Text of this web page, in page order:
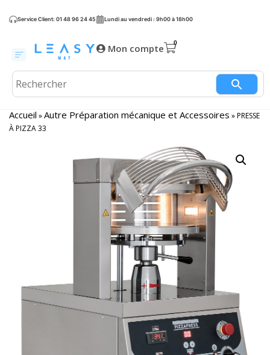
Service Client: 01 48 96 24 45 Lundi au vendredi : 9h00 à 18h00
Mon compte
Accueil »Autre Préparation mécanique et Accessoires »PRESSE
À PIZZA 33